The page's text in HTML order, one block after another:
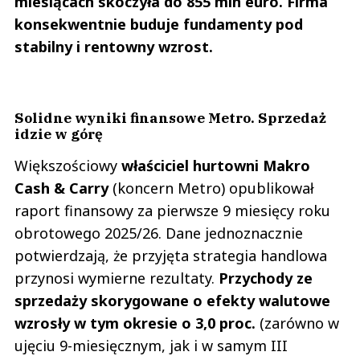
stacji, tak jak bileterkiw kinach i kelnerzy oraz kucharze muszą w niedzielę
pracować. Jaka jest różnica między koniecznością pracy i odpoczynku w
sklepie i w lokalu gastronomicznym? Powinny pracować tylko konieczne
służby, a nie instytucje rozwkowe.
5
Tytus
Gustav
21.06.2024 / 14:35
This comment was minimized by the moderator on the site
Po prostu niektórzy mają silną potrzebę dzielenia na równych i
równiejszych. Sam pracuję w handlu i zakaz handlu to najgłupszy
pomysł jaki wprowadzili w ostaniach latach, który paradoksalnie
zwiększył ilość roboty do wykonania, zwłaszcza jak ktoś...
Po prostu niektórzy mają silną potrzebę dzielenia na równych i
konsekwentnie buduje fundamenty pod
stabilny i rentowny wzrost.
Solidne wyniki finansowe Metro. Sprzedaż
idzie w górę
Większościowy właściciel hurtowni Makro
Cash & Carry(koncern Metro) opublikował
raport finansowy za pierwsze 9 miesięcy roku
obrotowego 2025/26. Dane jednoznacznie
potwierdzają, że przyjęta strategia handlowa
przynosi wymierne rezultaty. Przychody ze
sprzedaży skorygowane o efekty walutowe
wzrosły w tym okresie o 3,0 proc. (zarówno w
ujęciu 9-miesięcznym, jak i w samym III